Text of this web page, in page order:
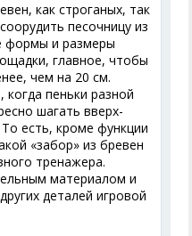
как строганых, так
песочницу из
формы и размеры
главное, чтобы
чем на 20 см.
пеньки разной
шагать вверх-
есть, кроме функции
«забор» из бревен
тренажера.
материалом и
деталей игровой